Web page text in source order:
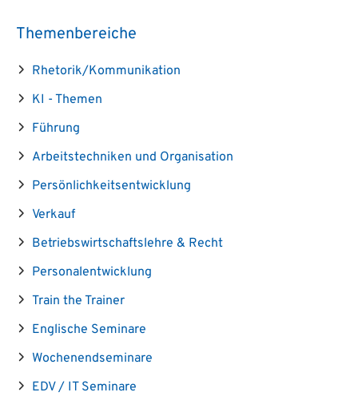
Themenbereiche
Rhetorik/Kommunikation
KI - Themen
Führung
Arbeitstechniken und Organisation
Persönlichkeitsentwicklung
Verkauf
Betriebswirtschaftslehre & Recht
Personalentwicklung
Train the Trainer
Englische Seminare
Wochenendseminare
EDV / IT Seminare